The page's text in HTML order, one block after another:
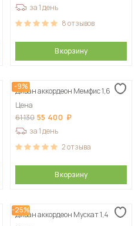
за 1 день
8отзывов
В корзину
-9%
Диван аккордеон Мемфис 1,6
Цена
61 130 55 400
за 1 день
2отзыва
В корзину
-25%
Диван аккордеон Мускат 1,4